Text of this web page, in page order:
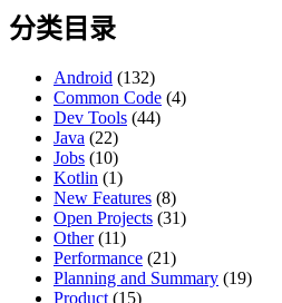
分类目录
Android (132)
Common Code (4)
Dev Tools (44)
Java (22)
Jobs (10)
Kotlin (1)
New Features (8)
Open Projects (31)
Other(11)
Performance (21)
Planning and Summary (19)
Product (15)